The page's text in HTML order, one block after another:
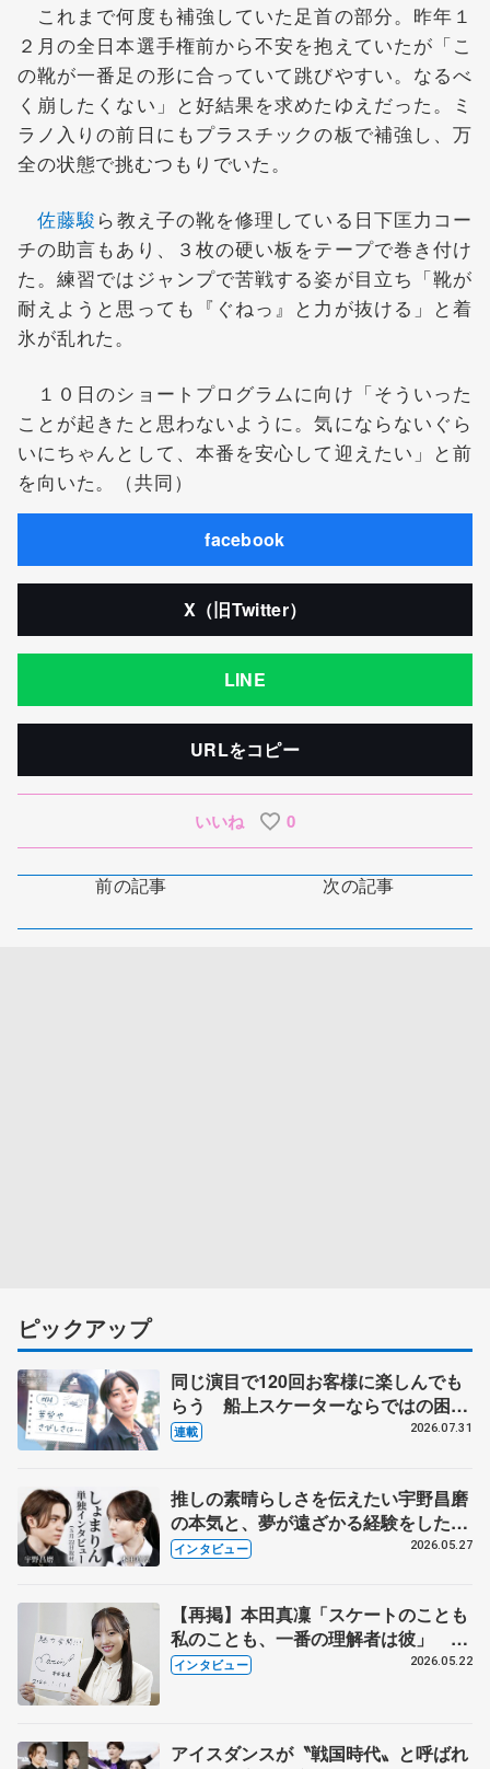
これまで何度も補強していた足首の部分。昨年１
２月の全日本選手権前から不安を抱えていたが「こ
の靴が一番足の形に合っていて跳びやすい。なるべ
く崩したくない」と好結果を求めたゆえだった。ミ
ラノ入りの前日にもプラスチックの板で補強し、万
全の状態で挑むつもりでいた。
佐藤駿 ら教え子の靴を修理している日下匡力コー
チの助言もあり、３枚の硬い板をテープで巻き付け
た。練習ではジャンプで苦戦する姿が目立ち「靴が
耐えようと思っても『ぐねっ』と力が抜ける」と着
氷が乱れた。
１０日のショートプログラムに向け「そういった
ことが起きたと思わないように。気にならないぐら
いにちゃんとして、本番を安心して迎えたい」と前
を向いた。（共同）
facebook
X（旧Twitter）
LINE
URLをコピー
いいね 0
前の記事 次の記事
ピックアップ
同じ演目で120回お客様に楽しんでも
らう 船上スケーターならではの困難
とは 影響あったPIW前キャプテン松
連載 2026.07.31
推しの素晴らしさを伝えたい宇野昌磨
の本気と、夢が遠ざかる経験をした本
田真凜の覚悟
インタビュー 2026.05.27
【再掲】本田真凜「スケートのことも
私のことも、一番の理解者は彼」 引
退時の単独インタビューで語った競技
インタビュー 2026.05.22
アイスダンスが〝戦国時代〟と呼ばれ